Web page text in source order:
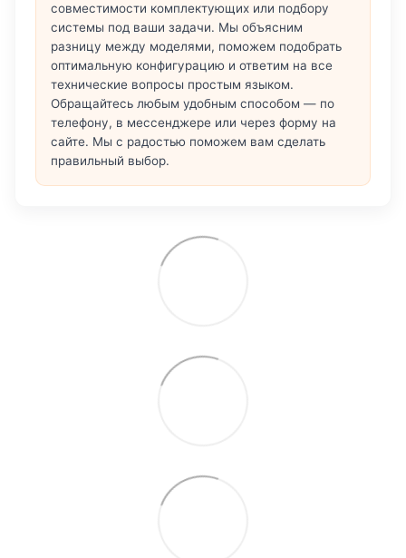
совместимости комплектующих или подбору
системы под ваши задачи. Мы объясним
разницу между моделями, поможем подобрать
оптимальную конфигурацию и ответим на все
технические вопросы простым языком.
Обращайтесь любым удобным способом — по
телефону, в мессенджере или через форму на
сайте. Мы с радостью поможем вам сделать
правильный выбор.